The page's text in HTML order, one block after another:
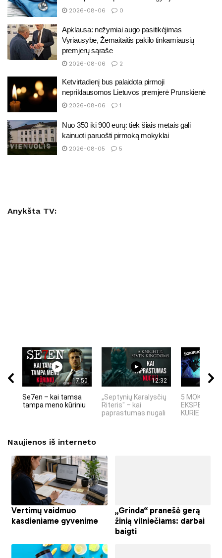
2026-08-06 0
Apklausa: nežymiai augo pasitikėjimas
Vyriausybe, Žemaitaitis pakilo tinkamiausių
premjerų sąraše
2026-08-06 2
Ketvirtadienį bus palaidota pirmoji
nepriklausomos Lietuvos premjerė Prunskienė
2026-08-06 1
Nuo 350 iki 900 eurų: tiek šiais metais gali
kainuoti paruošti pirmoką mokyklai
2026-08-05 5
Anykšta TV:
17:50
Se7en – kai tamsa
tampa meno kūriniu
12:32
„Septynių Karalysčių
Riteris" – kai
paprastumas nugali
5 MOKSLINIAI
KURIE
Naujienos iš interneto